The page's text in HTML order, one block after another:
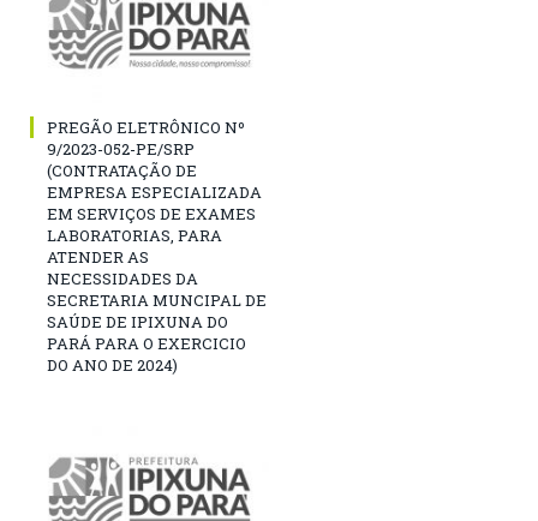
PREGÃO ELETRÔNICO Nº
9/2023-052-PE/SRP
(CONTRATAÇÃO DE
EMPRESA ESPECIALIZADA
EM SERVIÇOS DE EXAMES
LABORATORIAS, PARA
ATENDER AS
NECESSIDADES DA
SECRETARIA MUNCIPAL DE
SAÚDE DE IPIXUNA DO
PARÁ PARA O EXERCICIO
DO ANO DE 2024)